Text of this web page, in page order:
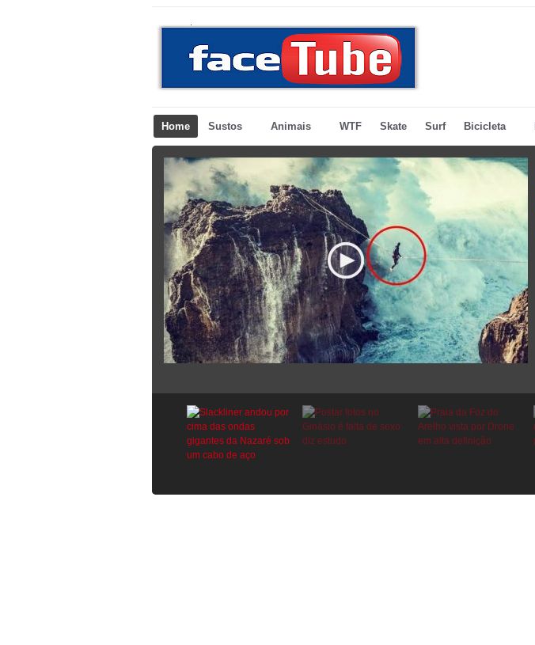
Home Sustos Animais WTF Skate Surf Bicicleta